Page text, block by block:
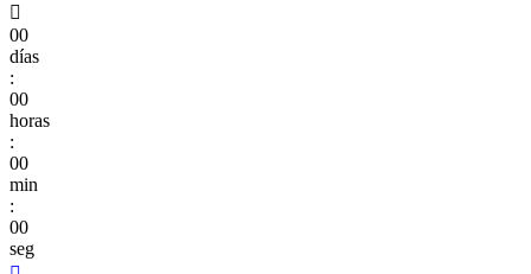

00
días
:
00
horas
:
00
min
:
00
seg